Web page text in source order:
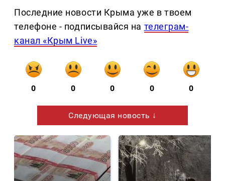
Последние новости Крыма уже в твоем
телефоне - подписывайся на телеграм-
канал «Крым Live»
0 0 0 0 0
Следующая новость ↓